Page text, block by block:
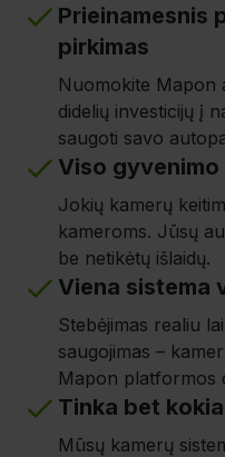
Prieinamesnis
pirkimas
Nuomokite Mapon
didelių investicijų į
saugoti savo
Viso
Jokių kamerų
kameroms. Jūsų
be netikėtų išlaidų.
Viena sistema
Stebėjimas realiu
saugojimas –
Mapon platformos
Tinka bet
Mūsų kamerų